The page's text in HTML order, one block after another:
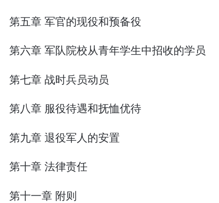
第五章 军官的现役和预备役
第六章 军队院校从青年学生中招收的学员
第七章 战时兵员动员
第八章 服役待遇和抚恤优待
第九章 退役军人的安置
第十章 法律责任
第十一章 附则